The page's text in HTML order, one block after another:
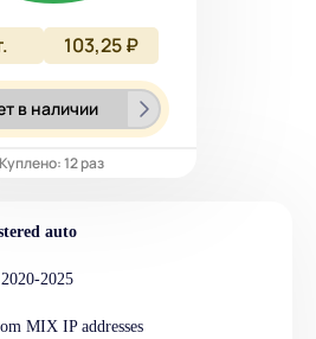
103,25 ₽
в наличии
Куплено: 12 раз
auto
2025
MIX IP addresses